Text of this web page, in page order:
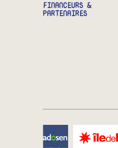
FINANCEURS &
PARTENAIRES